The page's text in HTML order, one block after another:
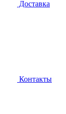
Доставка
Контакты